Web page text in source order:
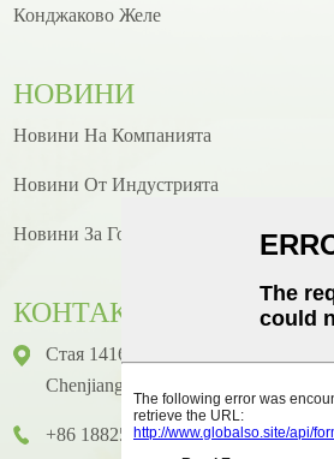
Конджаково Желе
НОВИНИ
Новини На Компанията
Новини От Индустрията
Новини За Готвене/рецепти
КОНТАКТ
Стая 1416, Етаж 14, Международна
Chenjiang Zhongkai Avenue,
+86 18825458362